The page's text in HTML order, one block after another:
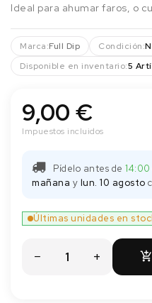
Ideal para ahumar faros, o
Marca:Full Dip Condición:
Disponible en inventario:5
9,00 €
Impuestos incluidos
Pídelo antes de
mañana y lun. 10 agosto

Últimas unidades en